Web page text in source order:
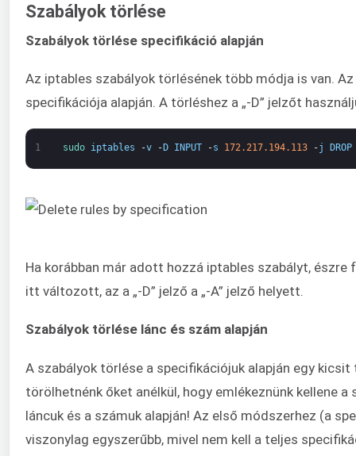
Szabályok törlése
Szabályok törlése specifikáció alapján
Az iptables szabályok törlésének több módja is van.
specifikációja alapján. A törléshez a „-D” jelzőt
1 sudo iptables -v - D INPUT -s 172.217.194.113 -j DROP
Ha korábban már adott hozzá iptables szabályt,
itt változott, az a „-D” jelző a „-A” jelző helyett.
Szabályok törlése lánc és szám alapján
A szabályok törlése a specifikációjuk alapján egy
törölhetnénk őket anélkül, hogy emlékeznünk kellene
láncuk és a számuk alapján! Az első módszerhez (a
viszonylag egyszerűbb, mivel nem kell a teljes